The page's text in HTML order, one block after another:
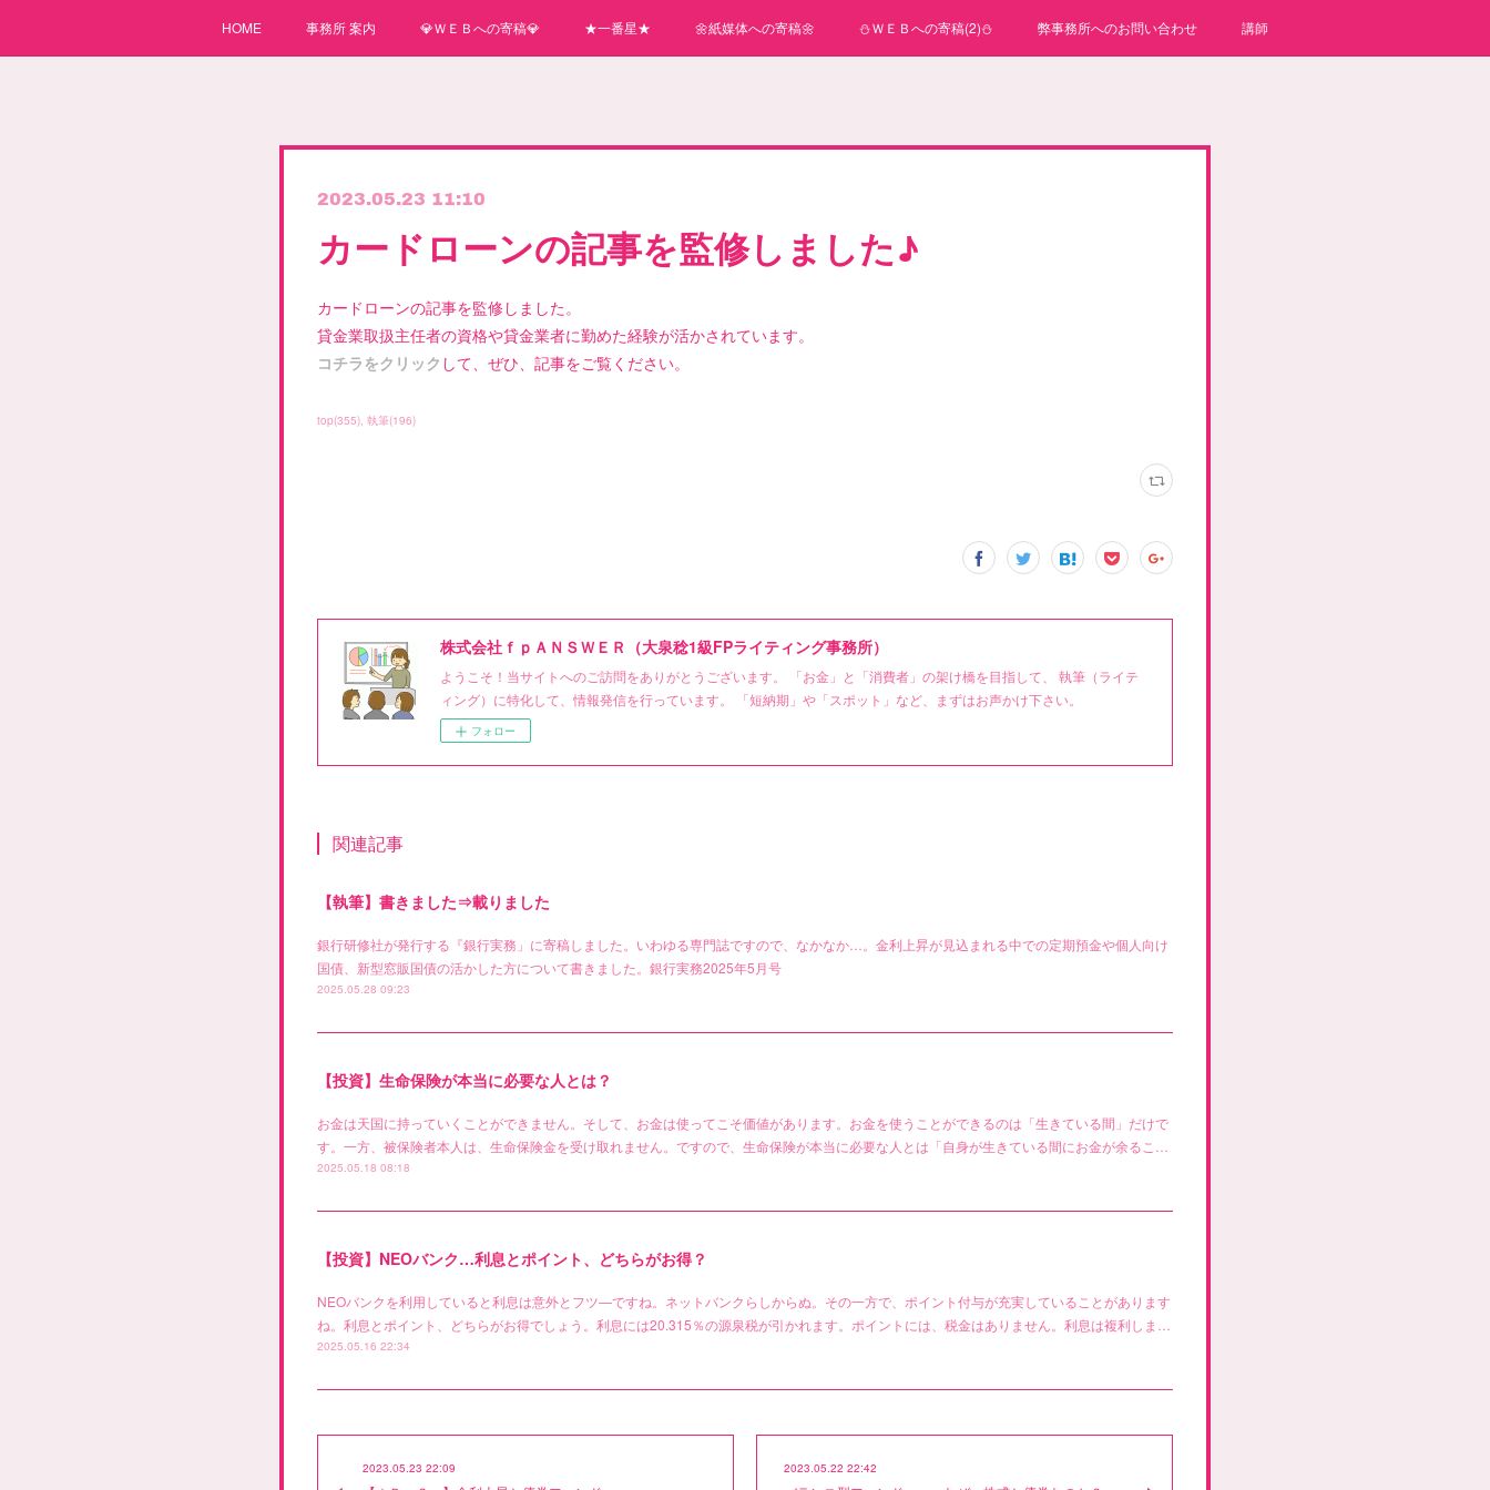
HOME 事務所 案内 💎ＷＥＢへの寄稿💎 ★一番星★ 🌼紙媒体への寄稿🌼 ⛄ＷＥＢへの寄稿(2)⛄ 弊事務所へのお問い合わせ 講師
2023.05.23 11:10
カードローンの記事を監修しました♪
カードローンの記事を監修しました。
貸金業取扱主任者の資格や貸金業者に勤めた経験が活かされています。
コチラをクリック して、ぜひ、記事をご覧ください。
top(355) 執筆(196)
株式会社ｆｐＡＮＳＷＥＲ（大泉稔1級FPライティング事務所）
ようこそ！当サイトへのご訪問をありがとうございます。 「お金」と「消費者」の架け橋を目指して、 執筆（ライテ
ィング）に特化して、情報発信を行っています。 「短納期」や「スポット」など、まずはお声かけ下さい。
フォロー
関連記事
【執筆】書きました⇒載りました
銀行研修社が発行する『銀行実務」に寄稿しました。いわゆる専門誌ですので、なかなか…。金利上昇が見込まれる中での定期預金や個人向け
国債、新型窓販国債の活かした方について書きました。銀行実務2025年5月号
2025.05.28 09:23
【投資】生命保険が本当に必要な人とは？
お金は天国に持っていくことができません。そして、お金は使ってこそ価値があります。お金を使うことができるのは「生きている間」だけで
す。一方、被保険者本人は、生命保険金を受け取れません。ですので、生命保険が本当に必要な人とは「自身が生きている間にお金が余るこ…
2025.05.18 08:18
【投資】NEOバンク…利息とポイント、どちらがお得？
NEOバンクを利用していると利息は意外とフツ―ですね。ネットバンクらしからぬ。その一方で、ポイント付与が充実していることがあります
ね。利息とポイント、どちらがお得でしょう。利息には20.315％の源泉税が引かれます。ポイントには、税金はありません。利息は複利しま…
2025.05.16 22:34
2023.05.23 22:09 2023.05.22 22:42